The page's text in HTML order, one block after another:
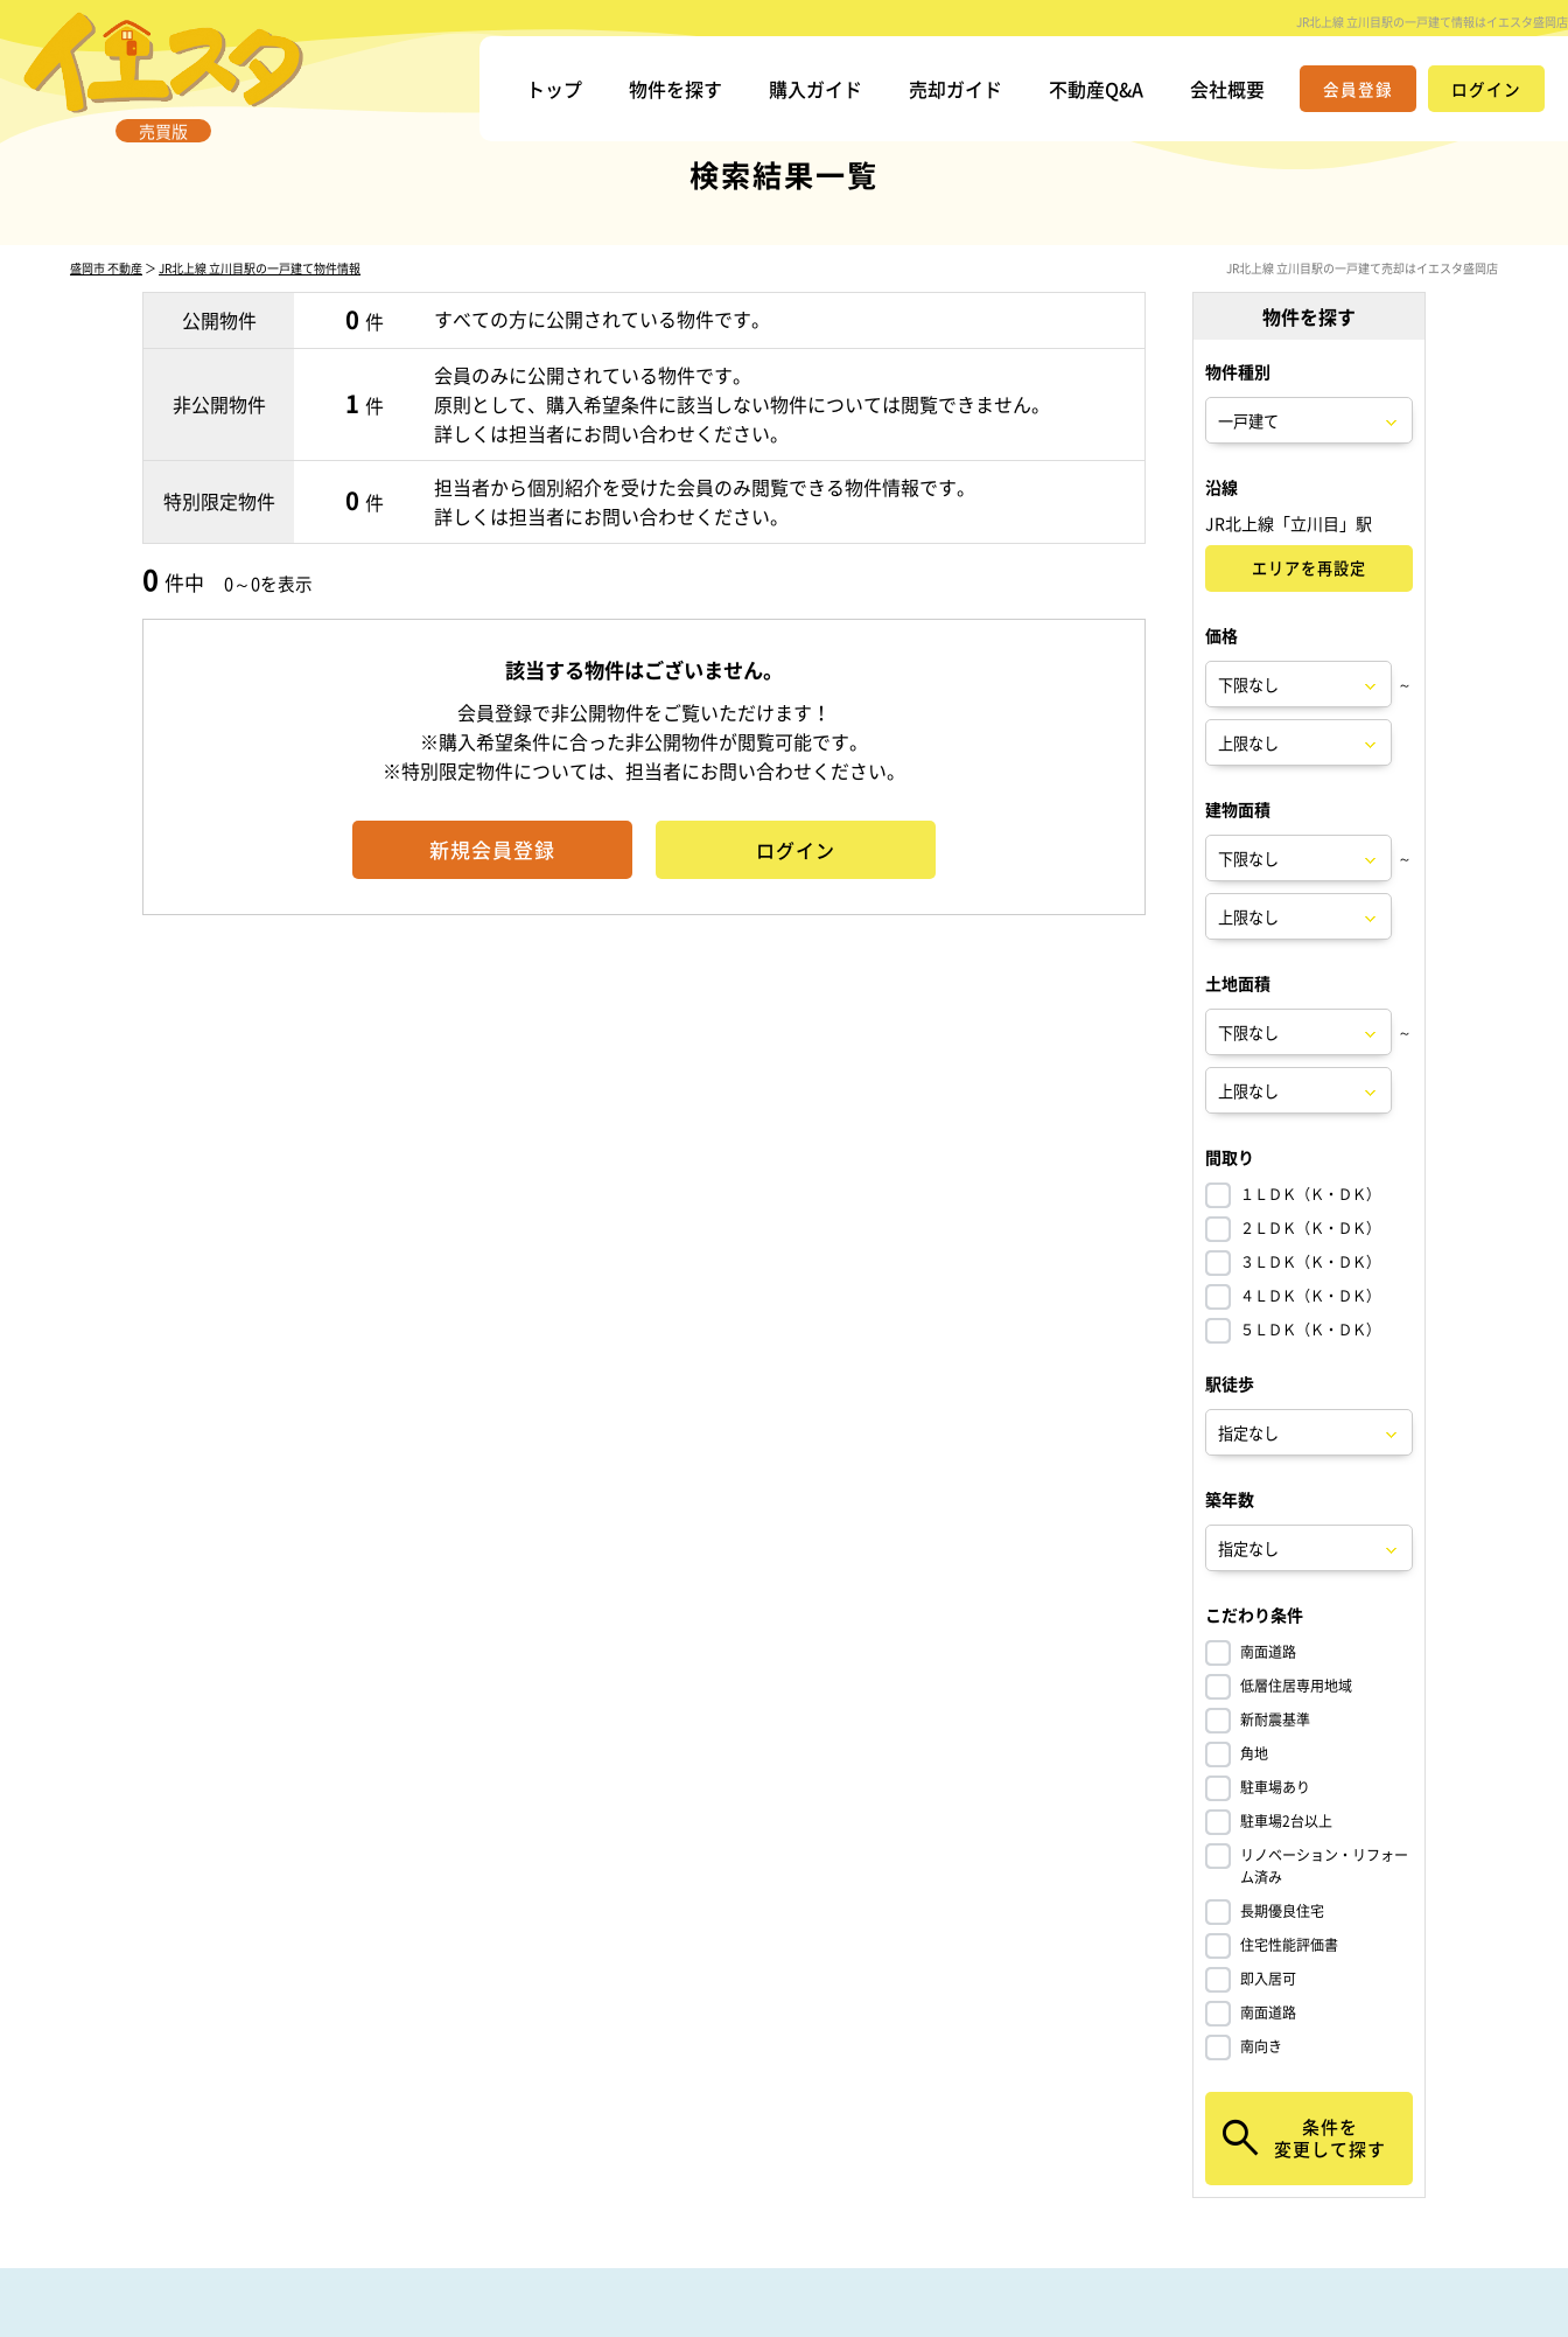
売買版
JR北上線 立川目駅の一戸建て情報はイエスタ盛岡店
トップ 物件を探す 購入ガイド 売却ガイド 不動産Q&A 会社概要 会員登録 ログイン
検索結果一覧
盛岡市 不動産 ＞ JR北上線 立川目駅の一戸建て物件情報 JR北上線 立川目駅の一戸建て売却はイエスタ盛岡店
公開物件 0 件 すべての方に公開されている物件です。
非公開物件 1 件
会員のみに公開されている物件です。
原則として、購入希望条件に該当しない物件については閲覧できません。
詳しくは担当者にお問い合わせください。
特別限定物件 0 件
担当者から個別紹介を受けた会員のみ閲覧できる物件情報です。
詳しくは担当者にお問い合わせください。
0 件中 0～0を表示
該当する物件はございません。
会員登録で非公開物件をご覧いただけます！
※購入希望条件に合った非公開物件が閲覧可能です。
※特別限定物件については、担当者にお問い合わせください。
新規会員登録 ログイン
物件を探す
物件種別
沿線
JR北上線「立川目」駅
エリアを再設定
価格
～
建物面積
～
土地面積
～
間取り
１ＬＤＫ（Ｋ・ＤＫ）
２ＬＤＫ（Ｋ・ＤＫ）
３ＬＤＫ（Ｋ・ＤＫ）
４ＬＤＫ（Ｋ・ＤＫ）
５ＬＤＫ（Ｋ・ＤＫ）
駅徒歩
築年数
こだわり条件
南面道路
低層住居専用地域
新耐震基準
角地
駐車場あり
駐車場2台以上
リノベーション・リフォー
ム済み
長期優良住宅
住宅性能評価書
即入居可
南面道路
南向き
条件を
変更して探す